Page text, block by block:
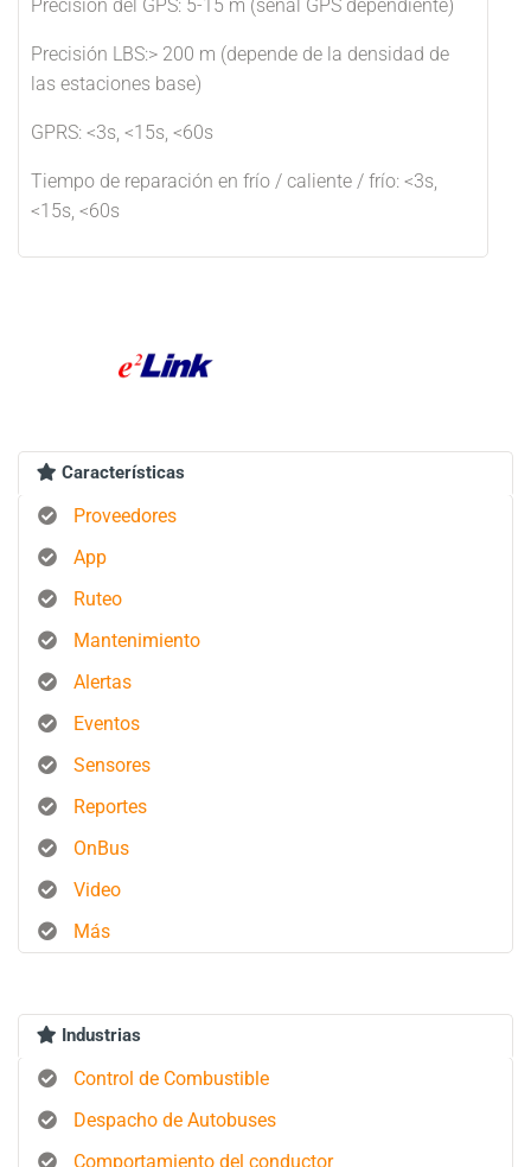
Precisión del GPS: 5-15 m (señal GPS dependiente)
Precisión LBS:> 200 m (depende de la densidad de
las estaciones base)
GPRS: <3s, <15s, <60s
Tiempo de reparación en frío / caliente / frío: <3s,
<15s, <60s
Características
Proveedores
App
Ruteo
Mantenimiento
Alertas
Eventos
Sensores
Reportes
OnBus
Video
Más
Industrias
Control de Combustible
Despacho de Autobuses
Comportamiento del conductor